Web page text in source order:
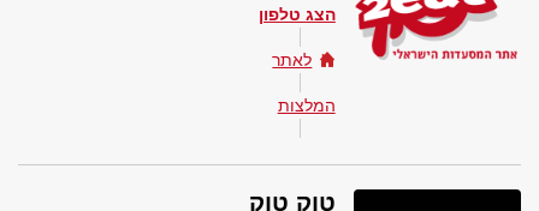
הצג טלפון
לאתר
המלצות
טוק טוק